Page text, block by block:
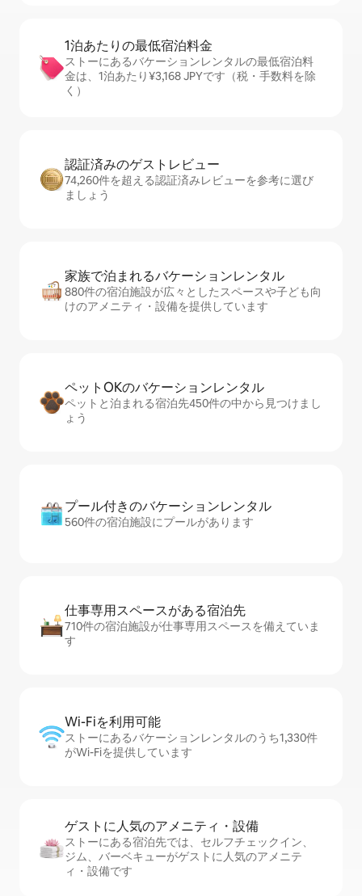
1泊あたりの最⁠低⁠宿⁠泊⁠料⁠金
ストーにあるバケーションレンタルの最低宿泊料
金は、1泊あたり¥3,168 JPYです（税・手数料を除
く）
認証済みのゲ⁠ス⁠ト⁠レ⁠ビ⁠ュ⁠ー
74,260件を超える認証済みレビューを参考に選び
ましょう
家族で泊まれるバ⁠ケ⁠ー⁠シ⁠ョ⁠ンレ⁠ン⁠タ⁠ル
880件の宿泊施設が広々としたスペースや子ども向
けのアメニティ・設備を提供しています
ペットOKのバ⁠ケ⁠ー⁠シ⁠ョ⁠ンレ⁠ン⁠タ⁠ル
ペットと泊まれる宿泊先450件の中から見つけまし
ょう
プール付きのバ⁠ケ⁠ー⁠シ⁠ョ⁠ンレ⁠ン⁠タ⁠ル
560件の宿泊施設にプールがあります
仕事専用ス⁠ペ⁠ー⁠スがあ⁠る宿⁠泊⁠先
710件の宿泊施設が仕事専用スペースを備えていま
す
Wi-Fiを利⁠用⁠可⁠能
ストーにあるバケーションレンタルのうち1,330件
がWi-Fiを提供しています
ゲストに人⁠気⁠のア⁠メ⁠ニ⁠テ⁠ィ・設⁠備
ストーにある宿泊先では、セ⁠ル⁠フチ⁠ェ⁠ッ⁠ク⁠イ⁠ン、
ジム、バーベキューがゲストに人気のアメニテ
ィ・設備です